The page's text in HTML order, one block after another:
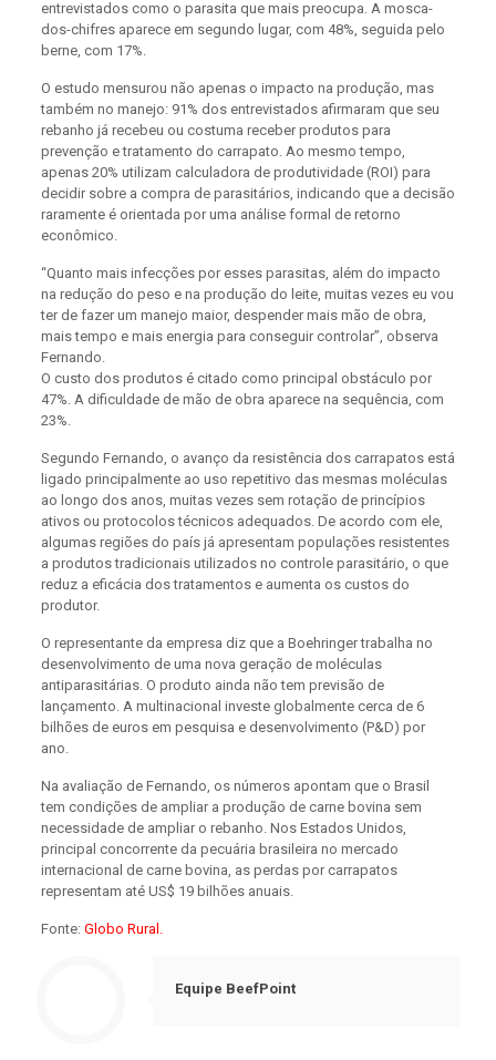
entrevistados como o parasita que mais preocupa. A mosca-
dos-chifres aparece em segundo lugar, com 48%, seguida pelo
berne, com 17%.
O estudo mensurou não apenas o impacto na produção, mas
também no manejo: 91% dos entrevistados afirmaram que seu
rebanho já recebeu ou costuma receber produtos para
prevenção e tratamento do carrapato. Ao mesmo tempo,
apenas 20% utilizam calculadora de produtividade (ROI) para
decidir sobre a compra de parasitários, indicando que a decisão
raramente é orientada por uma análise formal de retorno
econômico.
“Quanto mais infecções por esses parasitas, além do impacto
na redução do peso e na produção do leite, muitas vezes eu vou
ter de fazer um manejo maior, despender mais mão de obra,
mais tempo e mais energia para conseguir controlar”, observa
Fernando.
O custo dos produtos é citado como principal obstáculo por
47%. A dificuldade de mão de obra aparece na sequência, com
23%.
Segundo Fernando, o avanço da resistência dos carrapatos está
ligado principalmente ao uso repetitivo das mesmas moléculas
ao longo dos anos, muitas vezes sem rotação de princípios
ativos ou protocolos técnicos adequados. De acordo com ele,
algumas regiões do país já apresentam populações resistentes
a produtos tradicionais utilizados no controle parasitário, o que
reduz a eficácia dos tratamentos e aumenta os custos do
produtor.
O representante da empresa diz que a Boehringer trabalha no
desenvolvimento de uma nova geração de moléculas
antiparasitárias. O produto ainda não tem previsão de
lançamento. A multinacional investe globalmente cerca de 6
bilhões de euros em pesquisa e desenvolvimento (P&D) por
ano.
Na avaliação de Fernando, os números apontam que o Brasil
tem condições de ampliar a produção de carne bovina sem
necessidade de ampliar o rebanho. Nos Estados Unidos,
principal concorrente da pecuária brasileira no mercado
internacional de carne bovina, as perdas por carrapatos
representam até US$ 19 bilhões anuais.
Fonte: Globo Rural.
Equipe BeefPoint